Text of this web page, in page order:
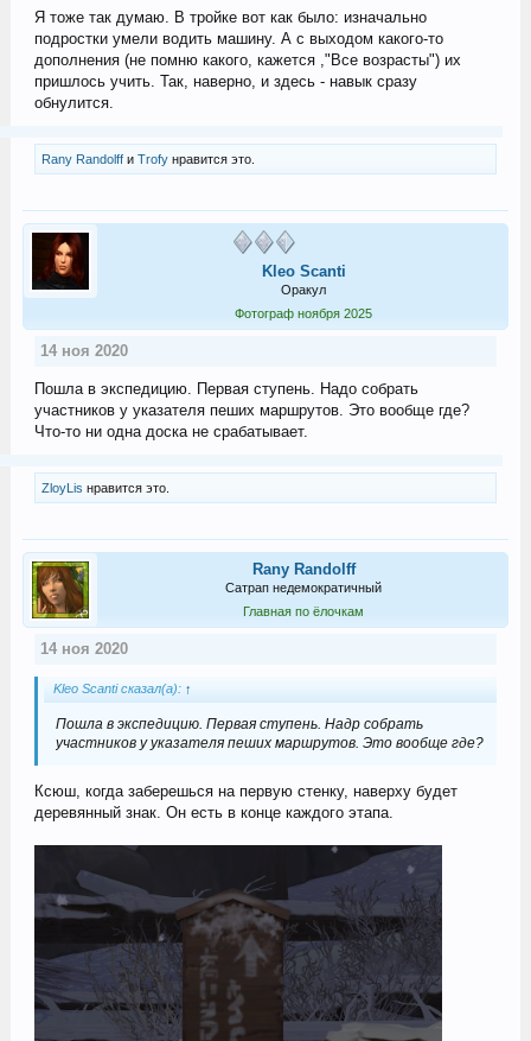
Я тоже так думаю. В тройке вот как было: изначально
подростки умели водить машину. А с выходом какого-то
дополнения (не помню какого, кажется ,"Все возрасты") их
пришлось учить. Так, наверно, и здесь - навык сразу
обнулится.
Rany Randolffи Trofyнравится это.
Kleo Scanti
Оракул
Фотограф ноября 2025
14 ноя 2020
Пошла в экспедицию. Первая ступень. Надо собрать
участников у указателя пеших маршрутов. Это вообще где?
Что-то ни одна доска не срабатывает.
ZloyLis нравится это.
Rany Randolff
Сатрап недемократичный
Главная по ёлочкам
14 ноя 2020
Kleo Scanti сказал(а): ↑
Пошла в экспедицию. Первая ступень. Надр собрать
участников у указателя пеших маршрутов. Это вообще где?
Ксюш, когда заберешься на первую стенку, наверху будет
деревянный знак. Он есть в конце каждого этапа.